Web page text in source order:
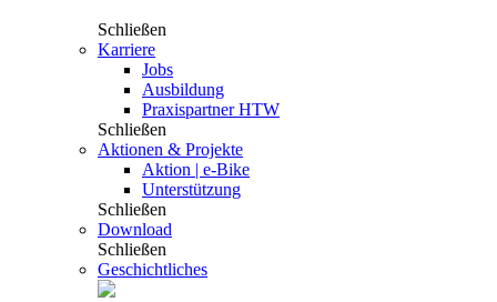
Schließen
Karriere
Jobs
Ausbildung
Praxispartner HTW
Schließen
Aktionen & Projekte
Aktion | e-Bike
Unterstützung
Schließen
Download
Schließen
Geschichtliches